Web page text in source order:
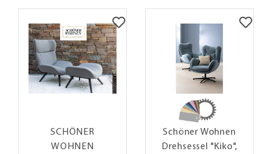
SCHÖNER
WOHNEN
Schöner Wohnen
Drehsessel "Kiko",